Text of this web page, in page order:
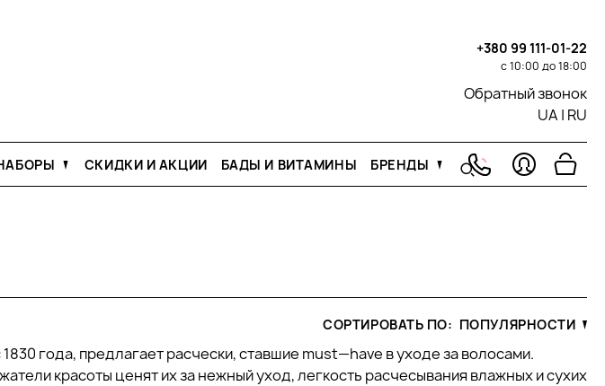
+380 99 111-01-22
с 10:00 до 18:00
Обратный звонок
UA | RU
СКИДКИ И АКЦИИ БАДЫ И ВИТАМИНЫ БРЕНДЫ
СОРТИРОВАТЬ ПО: ПОПУЛЯРНОСТИ
года, предлагает расчески, ставшие must—have в уходе за волосами.
красоты ценят их за нежный уход, легкость расчесывания влажных и сухих